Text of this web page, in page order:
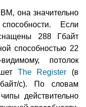
она значительно
Если
288 Гбайт
способностью 22
потолок
The Register (в
с). По словам
действительно